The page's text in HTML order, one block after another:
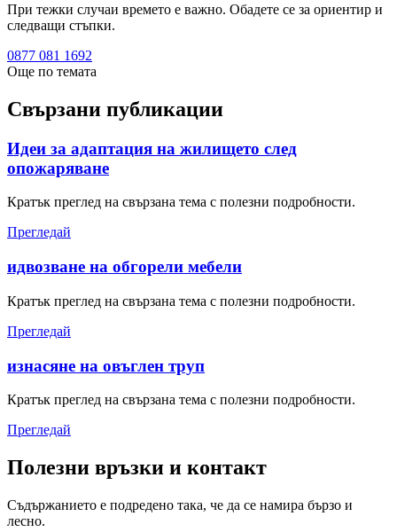
При тежки случаи времето е важно. Обадете се за ориентир и
следващи стъпки.
0877 081 1692
Още по темата
Свързани публикации
Идеи за адаптация на жилището след
опожаряване
Кратък преглед на свързана тема с полезни подробности.
Прегледай
идвозване на обгорели мебели
Кратък преглед на свързана тема с полезни подробности.
Прегледай
изнасяне на овъглен труп
Кратък преглед на свързана тема с полезни подробности.
Прегледай
Полезни връзки и контакт
Съдържанието е подредено така, че да се намира бързо и
лесно.